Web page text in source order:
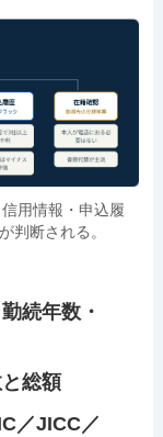
用情報・申込履
判断される。
続年数・
総額
／JICC／